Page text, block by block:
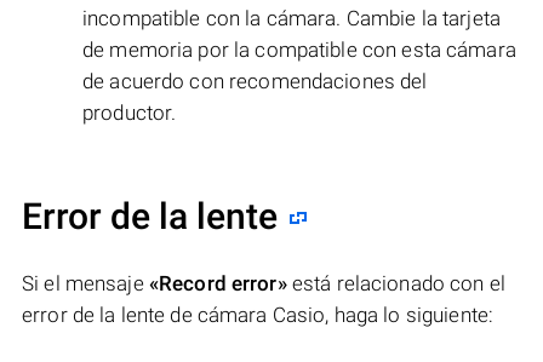
incompatible con la cámara. Cambie la tarjeta
de memoria por la compatible con esta cámara
de acuerdo con recomendaciones del
productor.
Error de la lente
Si el mensaje «Record error»está relacionado con el
error de la lente de cámara Casio, haga lo siguiente: